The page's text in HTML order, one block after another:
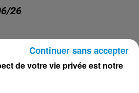
26
de votre vie privée est notre
Continuer sans accepter